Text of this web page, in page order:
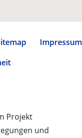
Impressum
Projekt
und